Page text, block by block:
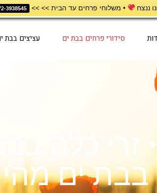
ננצח • משלוחי פרחים עד הבית >> >> 3938545
סידורי פרחים בבת ים עציצים בבת
זרי כלה
בבת ים